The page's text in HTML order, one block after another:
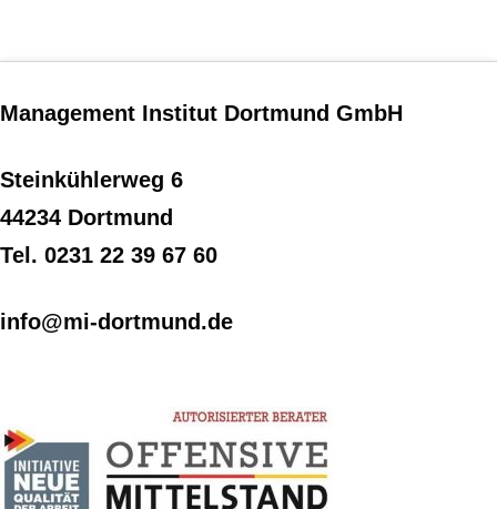
Management Institut Dortmund GmbH
Steinkühlerweg 6
44234 Dortmund
Tel. 0231 22 39 67 60
info@mi-dortmund.de